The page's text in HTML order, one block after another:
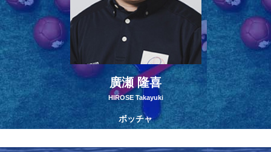
廣瀬 隆喜
HIROSE Takayuki
ボッチャ